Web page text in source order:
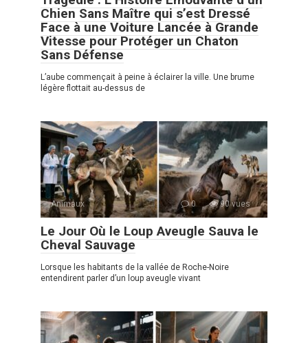
Chien Sans Maître qui s’est Dressé
Face à une Voiture Lancée à Grande
Vitesse pour Protéger un Chaton
Sans Défense
L’aube commençait à peine à éclairer la ville. Une brume
légère flottait au-dessus de
Animaux 0 90 vues
Le Jour Où le Loup Aveugle Sauva le
Cheval Sauvage
Lorsque les habitants de la vallée de Roche-Noire
entendirent parler d’un loup aveugle vivant